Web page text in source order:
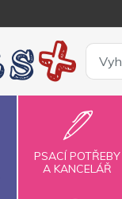
PSACÍ POTŘEBY
A KANCELÁŘ